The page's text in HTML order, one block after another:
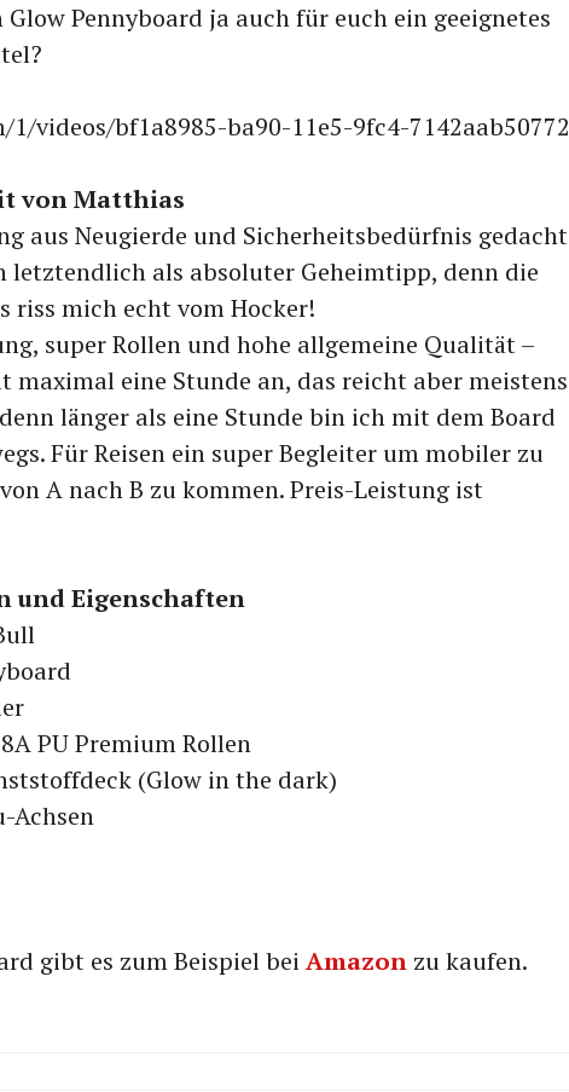
Pennyboard ja auch für euch ein geeignetes
videos/bf1a8985-ba90-11e5-9fc4-7142aab50772
von Matthias
aus Neugierde und Sicherheitsbedürfnis gedacht
letztendlich als absoluter Geheimtipp, denn die
riss mich echt vom Hocker!
super Rollen und hohe allgemeine Qualität –
maximal eine Stunde an, das reicht aber meistens
länger als eine Stunde bin ich mit dem Board
Für Reisen ein super Begleiter um mobiler zu
A nach B zu kommen. Preis-Leistung ist
und Eigenschaften
PU Premium Rollen
(Glow in the dark)
Achsen
gibt es zum Beispiel bei Amazon zu kaufen.